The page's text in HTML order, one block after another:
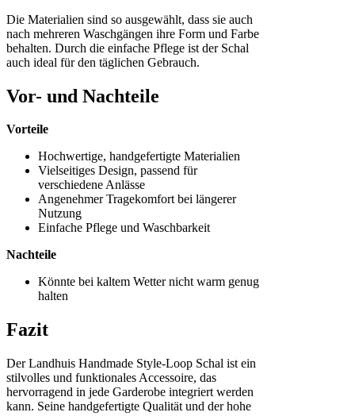
Die Materialien sind so ausgewählt, dass sie auch
nach mehreren Waschgängen ihre Form und Farbe
behalten. Durch die einfache Pflege ist der Schal
auch ideal für den täglichen Gebrauch.
Vor- und Nachteile
Vorteile
Hochwertige, handgefertigte Materialien
Vielseitiges Design, passend für
verschiedene Anlässe
Angenehmer Tragekomfort bei längerer
Nutzung
Einfache Pflege und Waschbarkeit
Nachteile
Könnte bei kaltem Wetter nicht warm genug
halten
Fazit
Der Landhuis Handmade Style-Loop Schal ist ein
stilvolles und funktionales Accessoire, das
hervorragend in jede Garderobe integriert werden
kann. Seine handgefertigte Qualität und der hohe